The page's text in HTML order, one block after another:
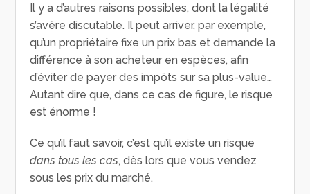
Il y a d’autres raisons possibles, dont la légalité
s’avère discutable. Il peut arriver, par exemple,
qu’un propriétaire fixe un prix bas et demande la
différence à son acheteur en espèces, afin
d’éviter de payer des impôts sur sa plus-value…
Autant dire que, dans ce cas de figure, le risque
est énorme !
Ce qu’il faut savoir, c’est qu’il existe un risque
dans tous les cas, dès lors que vous vendez
sous les prix du marché.